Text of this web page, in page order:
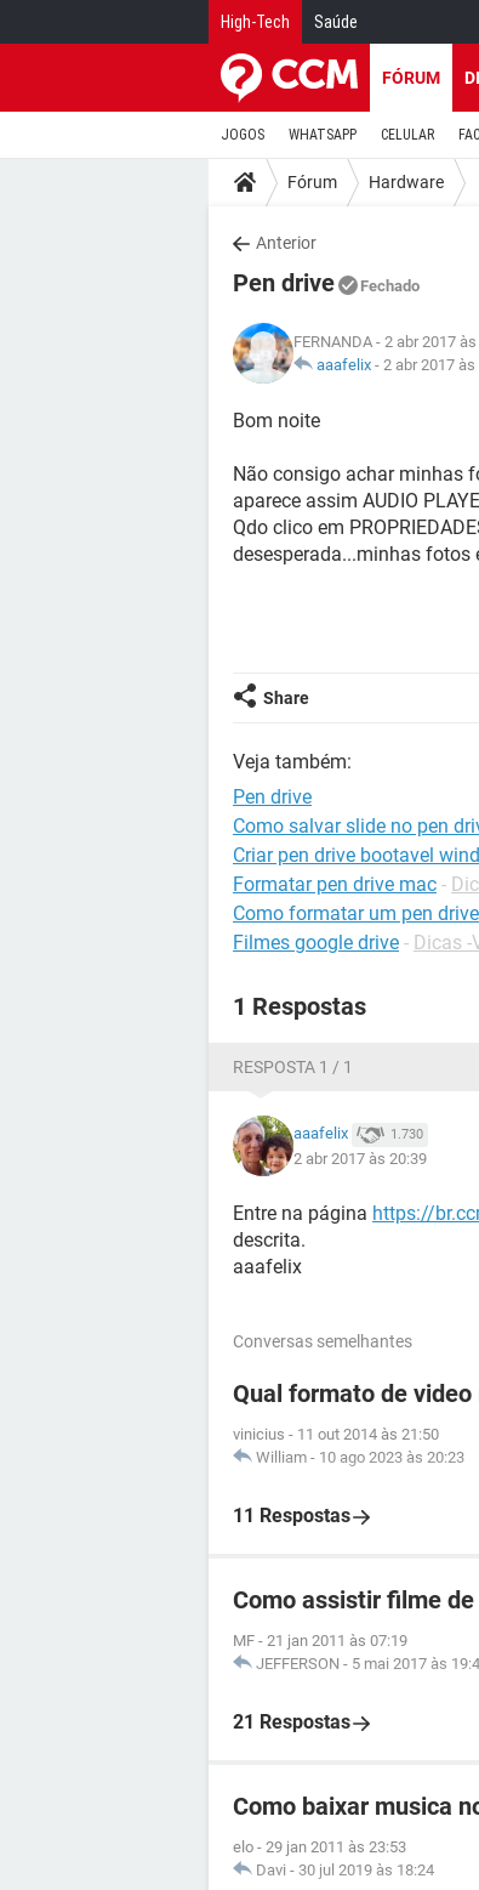
High-Tech Saúde
FÓRUM
JOGOS WHATSAPP CELULAR
Fórum Hardware
Anterior
Pen drive Fechado
FERNANDA - 2 abr 2017
aaafelix - 2 abr 2017 às
Bom noite
Não consigo achar minhas
aparece assim AUDIO
Qdo clico em
desesperada...minhas fotos
Share
Veja também:
Pen drive
Como salvar slide no pen
Criar pen drive bootavel
Formatar pen drive mac -
Como formatar um pen drive
Filmes google drive - Dicas -
1 Respostas
RESPOSTA 1 / 1
aaafelix 1.730
2 abr 2017 às 20:39
Entre na página https://
descrita.
aaafelix
Conversas semelhantes
Qual formato de
vinicius - 11 out 2014 às 21:50
William - 10 ago 2023 às 20:23
11 Respostas
Como assistir filme de
MF - 21 jan 2011 às 07:19
JEFFERSON - 5 mai 2017 às
21 Respostas
Como baixar musica
elo - 29 jan 2011 às 23:53
Davi - 30 jul 2019 às 18:24